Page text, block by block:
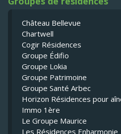
Château Bellevue
Chartwell
Cogir Résidences
Groupe Édifio
Groupe Lokia
Groupe Patrimoine
Groupe Santé Arbec
Horizon Résidences pour
Immo 1ère
Le Groupe Maurice
Les Résidences Enharmonie